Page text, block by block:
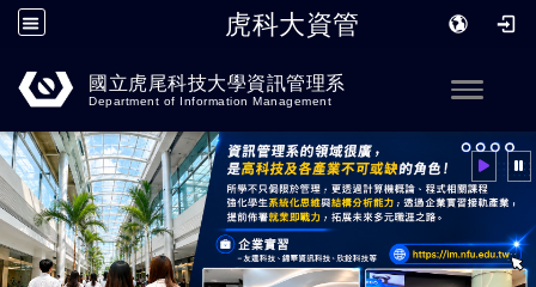
虎科大資管
跳到主要內容
國立虎尾科技大學資訊管理系
Department of Information Management